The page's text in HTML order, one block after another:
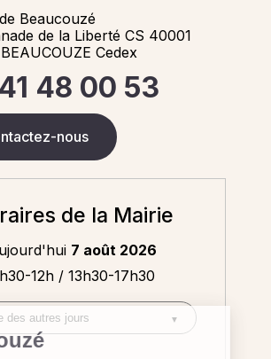
Beaucouzé
de la Liberté CS 40001
Cedex
48 00 53
nous
de la Mairie
7 août 2026
12h / 13h30-17h30